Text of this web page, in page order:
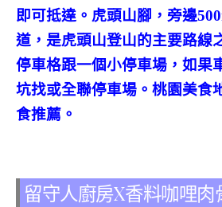
即可抵達。虎頭山腳，旁邊
道，是虎頭山登山的主要路線
停車格跟一個小停車場，如果
坑找或全聯停車場。桃園美食
食推薦。
留守人廚房X香料咖哩肉